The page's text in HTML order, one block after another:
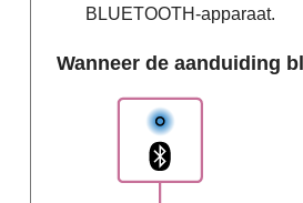
BLUETOOTH-apparaat.
Wanneer de aanduiding